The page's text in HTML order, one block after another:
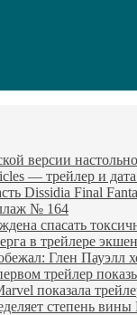
версии
— трейлер и
Dissidia Final
№ 164
спасать
в трейлере
Глен Пауэлл
трейлер
показала
степень